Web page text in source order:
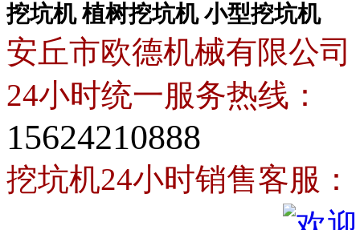
挖坑机植树挖坑机小型挖坑机
安丘市欧德机械有限公司
24小时统一服务热线：
15624210888
挖坑机24小时销售客服：